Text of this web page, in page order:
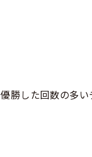
勝した回数の多